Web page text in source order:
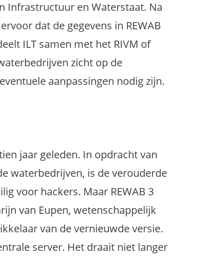
Infrastructuur en Waterstaat. Na
dat de gegevens in REWAB
ILT samen met het RIVM of
zicht op de
aanpassingen nodig zijn.
jaar geleden. In opdracht van
waterbedrijven, is de verouderde
voor hackers. Maar REWAB 3
van Eupen, wetenschappelijk
van de vernieuwde versie.
server. Het draait niet langer